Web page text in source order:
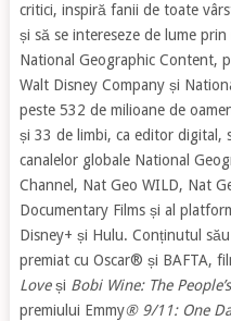
critici, inspiră fanii de toate
și să se intereseze de lume
National Geographic Content,
Walt Disney Company și
peste 532 de milioane de
și 33 de limbi, ca editor digital,
canalelor globale National
Channel, Nat Geo WILD, Nat
Documentary Films și al
Disney+ și Hulu. Conținutul
premiat cu Oscar® și BAFTA,
Loveși Bobi Wine: The
premiului Emmy® 9/11: One